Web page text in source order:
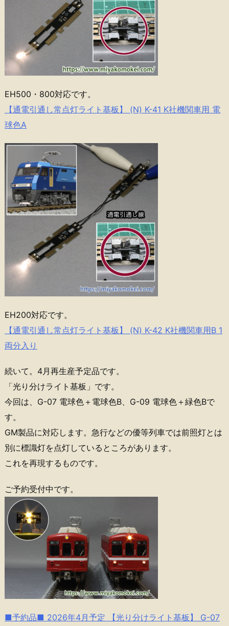
EH500・800対応です。
【通電引通し常点灯ライト基板】 (N) K-41 K社機関車用 電
球色A
EH200対応です。
【通電引通し常点灯ライト基板】 (N) K-42 K社機関車用B 1
両分入り
続いて。4月再生産予定品です。
「光り分けライト基板」です。
今回は、G-07 電球色＋電球色B、G-09 電球色＋緑色Bで
す。
GM製品に対応します。急行などの優等列車では前照灯とは
別に標識灯を点灯しているところがあります。
これを再現するものです。
ご予約受付中です。
■予約品■ 2026年4月予定 【光り分けライト基板】 G-07